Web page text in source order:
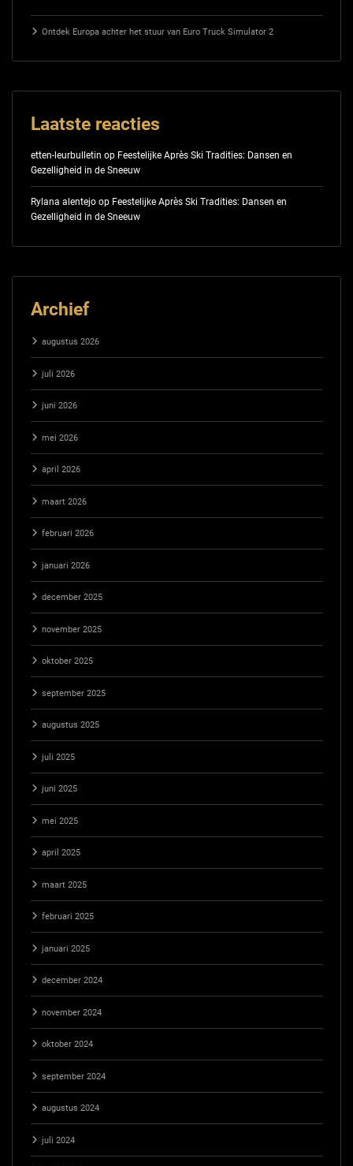
Ontdek Europa achter het stuur van Euro Truck Simulator 2
Laatste reacties
etten-leurbulletin op Feestelijke Après Ski Tradities: Dansen en
Gezelligheid in de Sneeuw
Rylana alentejoop Feestelijke Après Ski Tradities: Dansen en
Gezelligheid in de Sneeuw
Archief
augustus 2026
juli 2026
juni 2026
mei 2026
april 2026
maart 2026
februari 2026
januari 2026
december 2025
november 2025
oktober 2025
september 2025
augustus 2025
juli 2025
juni 2025
mei 2025
april 2025
maart 2025
februari 2025
januari 2025
december 2024
november 2024
oktober 2024
september 2024
augustus 2024
juli 2024